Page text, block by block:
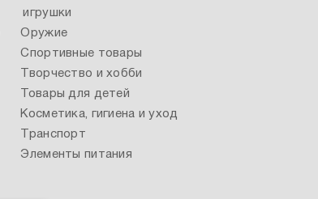
игрушки
Оружие
Спортивные товары
Творчество и хобби
Товары для детей
Косметика, гигиена и уход
Транспорт
Элементы питания